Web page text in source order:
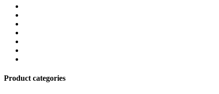
Product categories